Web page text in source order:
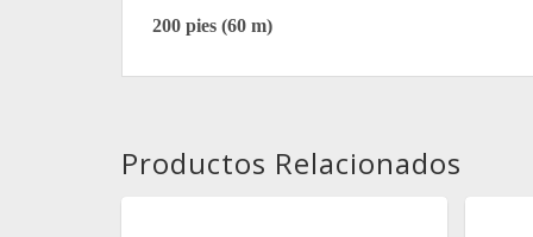
200 pies (60 m)
Productos Relacionados